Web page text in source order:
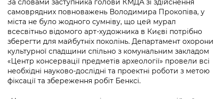
Підприємства, установи, організації
Kyiv International Relations
Річні звіти
Гендерна політика
Безбар'єрність
Портал Захисників та Захисниць
Безбар'єрність
Портал послуг
Міський застосунок Київ Цифровий
Уряд» – місцевий рівень»
Важливе під час воєнного стану
Про відкриті дані
Портал даних Києва
Публічні дашборди
За словами заступника голови КМДА зі здійснення
самоврядних повноважень Володимира Прокопіва, у
міста не було жодного сумніву, що цей мурал
всесвітньо відомого арт-художника в Києві потрібно
зберегти для майбутніх поколінь. Департамент охорони
культурної спадщини спільно з комунальним закладом
«Центр консервації предметів археології» провели всі
необхідні науково-дослідні та проектні роботи з метою
фіксації та збереження робіт Бенксі.